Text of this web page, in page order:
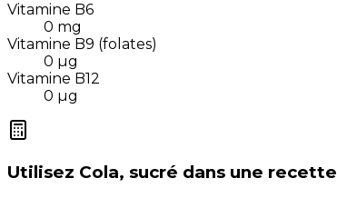
Vitamine B6
0 mg
Vitamine B9 (folates)
0 µg
Vitamine B12
0 µg
Utilisez Cola, sucré dans une recette